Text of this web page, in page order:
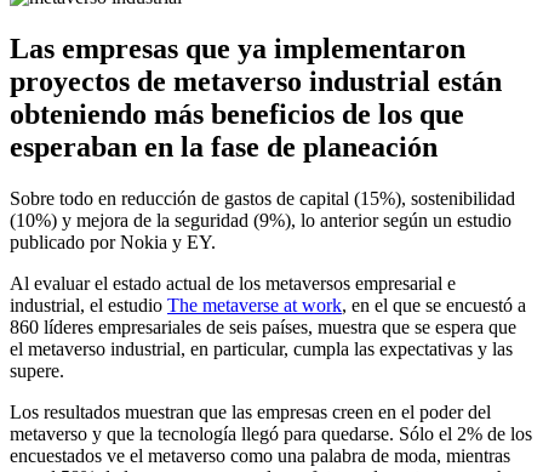
Las empresas que ya implementaron
proyectos de metaverso industrial están
obteniendo más beneficios de los que
esperaban en la fase de planeación
Sobre todo en reducción de gastos de capital (15%), sostenibilidad
(10%) y mejora de la seguridad (9%), lo anterior según un estudio
publicado por Nokia y EY.
Al evaluar el estado actual de los metaversos empresarial e
industrial, el estudio The metaverse at work, en el que se encuestó a
860 líderes empresariales de seis países, muestra que se espera que
el metaverso industrial, en particular, cumpla las expectativas y las
supere.
Los resultados muestran que las empresas creen en el poder del
metaverso y que la tecnología llegó para quedarse. Sólo el 2% de los
encuestados ve el metaverso como una palabra de moda, mientras